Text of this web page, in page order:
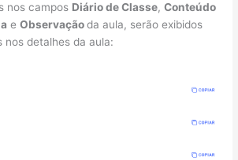
nos campos Diário de Classe,Conteúdo
eObservaçãoda aula, serão exibidos
nos detalhes da aula: